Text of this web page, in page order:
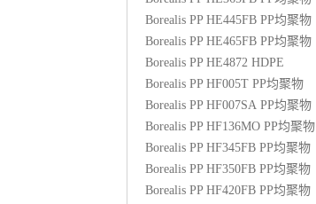
Borealis PP HE445FB PP均聚物
Borealis PP HE465FB PP均聚物
Borealis PP HE4872 HDPE
Borealis PP HF005T PP均聚物
Borealis PP HF007SA PP均聚物
Borealis PP HF136MO PP均聚物
Borealis PP HF345FB PP均聚物
Borealis PP HF350FB PP均聚物
Borealis PP HF420FB PP均聚物